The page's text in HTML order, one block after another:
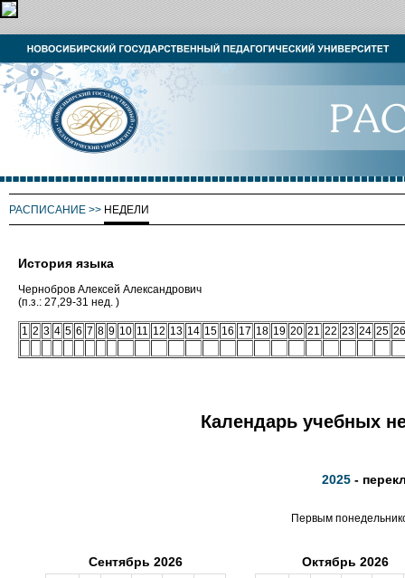
РАСПИСАНИЕ >> НЕДЕЛИ
История языка
Чернобров Алексей Александрович
(п.з.: 27,29-31 нед. )
1 2 3 4 5 6 7 8 9 10 11 12 13 14 15 16 17 18 19 20 21 22 23 24 25 26
Календарь учебных
2025 -
Первым
Сентябрь 2026 Октябрь 2026